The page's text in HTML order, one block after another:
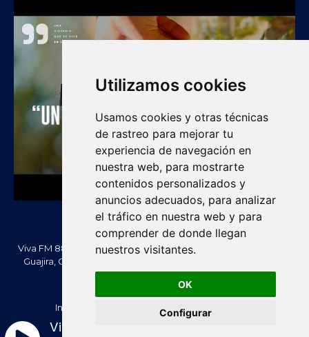
Utilizamos cookies
Usamos cookies y otras técnicas
de rastreo para mejorar tu
experiencia de navegación en
nuestra web, para mostrarte
contenidos personalizados y
anuncios adecuados, para analizar
el tráfico en nuestra web y para
comprender de donde llegan
nuestros visitantes.
OK
Configurar
Viva FM 88.2 - En Vivo
Viva FM 88.2 FM es una emisora comunitaria de Villanueva, La
Guajira, Colombia. Información, noticias, cultura, vallenato y
actualidad regional.
vivafm.com.co
Inicio
Acera de Nosotros
Política de Privacidad